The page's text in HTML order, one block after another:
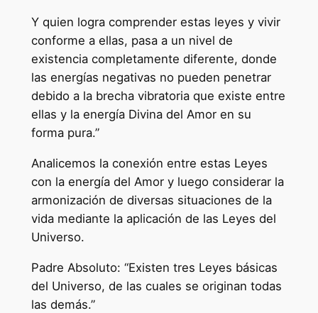
Y quien logra comprender estas leyes y vivir
conforme a ellas, pasa a un nivel de
existencia completamente diferente, donde
las energías negativas no pueden penetrar
debido a la brecha vibratoria que existe entre
ellas y la energía Divina del Amor en su
forma pura.”
Analicemos la conexión entre estas Leyes
con la energía del Amor y luego considerar la
armonización de diversas situaciones de la
vida mediante la aplicación de las Leyes del
Universo.
Padre Absoluto: “Existen tres Leyes básicas
del Universo, de las cuales se originan todas
las demás.”